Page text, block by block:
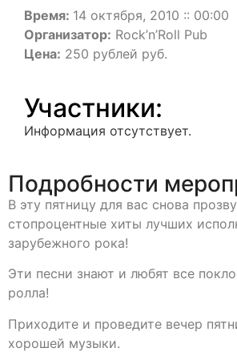
Время: 14 октября, 2010 :: 00:00
Организатор: Rock’n’Roll Pub
Цена: 250 рублей руб.
Участники:
Информация отсутствует.
Подробности
В эту пятницу для вас снова
стопроцентные хиты лучших
зарубежного рока!
Эти песни знают и любят все
ролла!
Приходите и проведите вечер
хорошей музыки.